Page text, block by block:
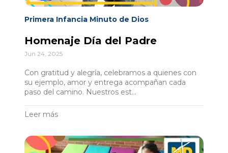
Primera Infancia Minuto de Dios
Homenaje Día del Padre
Jun 24, 2025
Con gratitud y alegría, celebramos a quienes con
su ejemplo, amor y entrega acompañan cada
paso del camino. Nuestros est...
Leer más